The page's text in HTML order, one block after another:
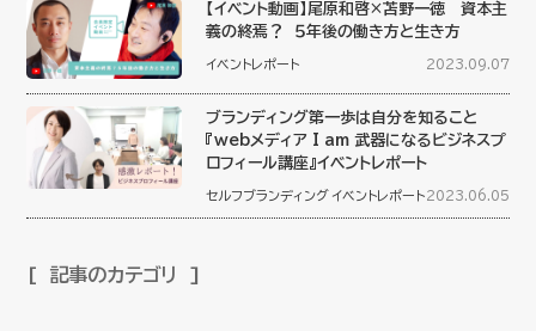
【イベント動画】尾原和啓×苫野一徳 資本主
義の終焉？ ５年後の働き方と生き方
イベントレポート 2023.09.07
ブランディング第一歩は自分を知ること
『webメディア I am 武器になるビジネスプ
ロフィール講座』イベントレポート
セルフブランディング イベントレポート 2023.06.05
記事のカテゴリ